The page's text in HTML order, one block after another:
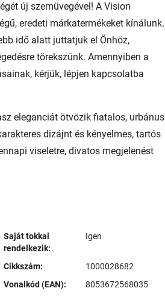
új szemüvegével! A Vision
eredeti márkatermékeket kínálunk.
idő alatt juttatjuk el Önhöz,
törekszünk. Amennyiben a
kérjük, lépjen kapcsolatba
eleganciát ötvözik fiatalos, urbánus
dizájnt és kényelmes, tartós
viseletre, divatos megjelenést
Saját tokkal
rendelkezik:
Igen
Cikkszám:
1000028682
Vonalkód (EAN):
8053672568035